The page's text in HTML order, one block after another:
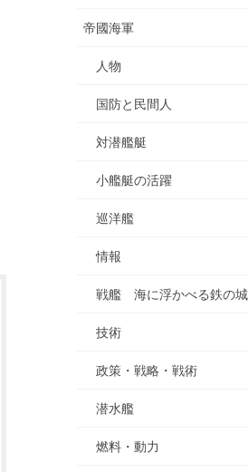
帝國海軍
人物
国防と民間人
対潜艦艇
小艦艇の活躍
巡洋艦
情報
戦艦 海に浮かべる鉄の城
技術
政策・戦略・戦術
潜水艦
燃料・動力